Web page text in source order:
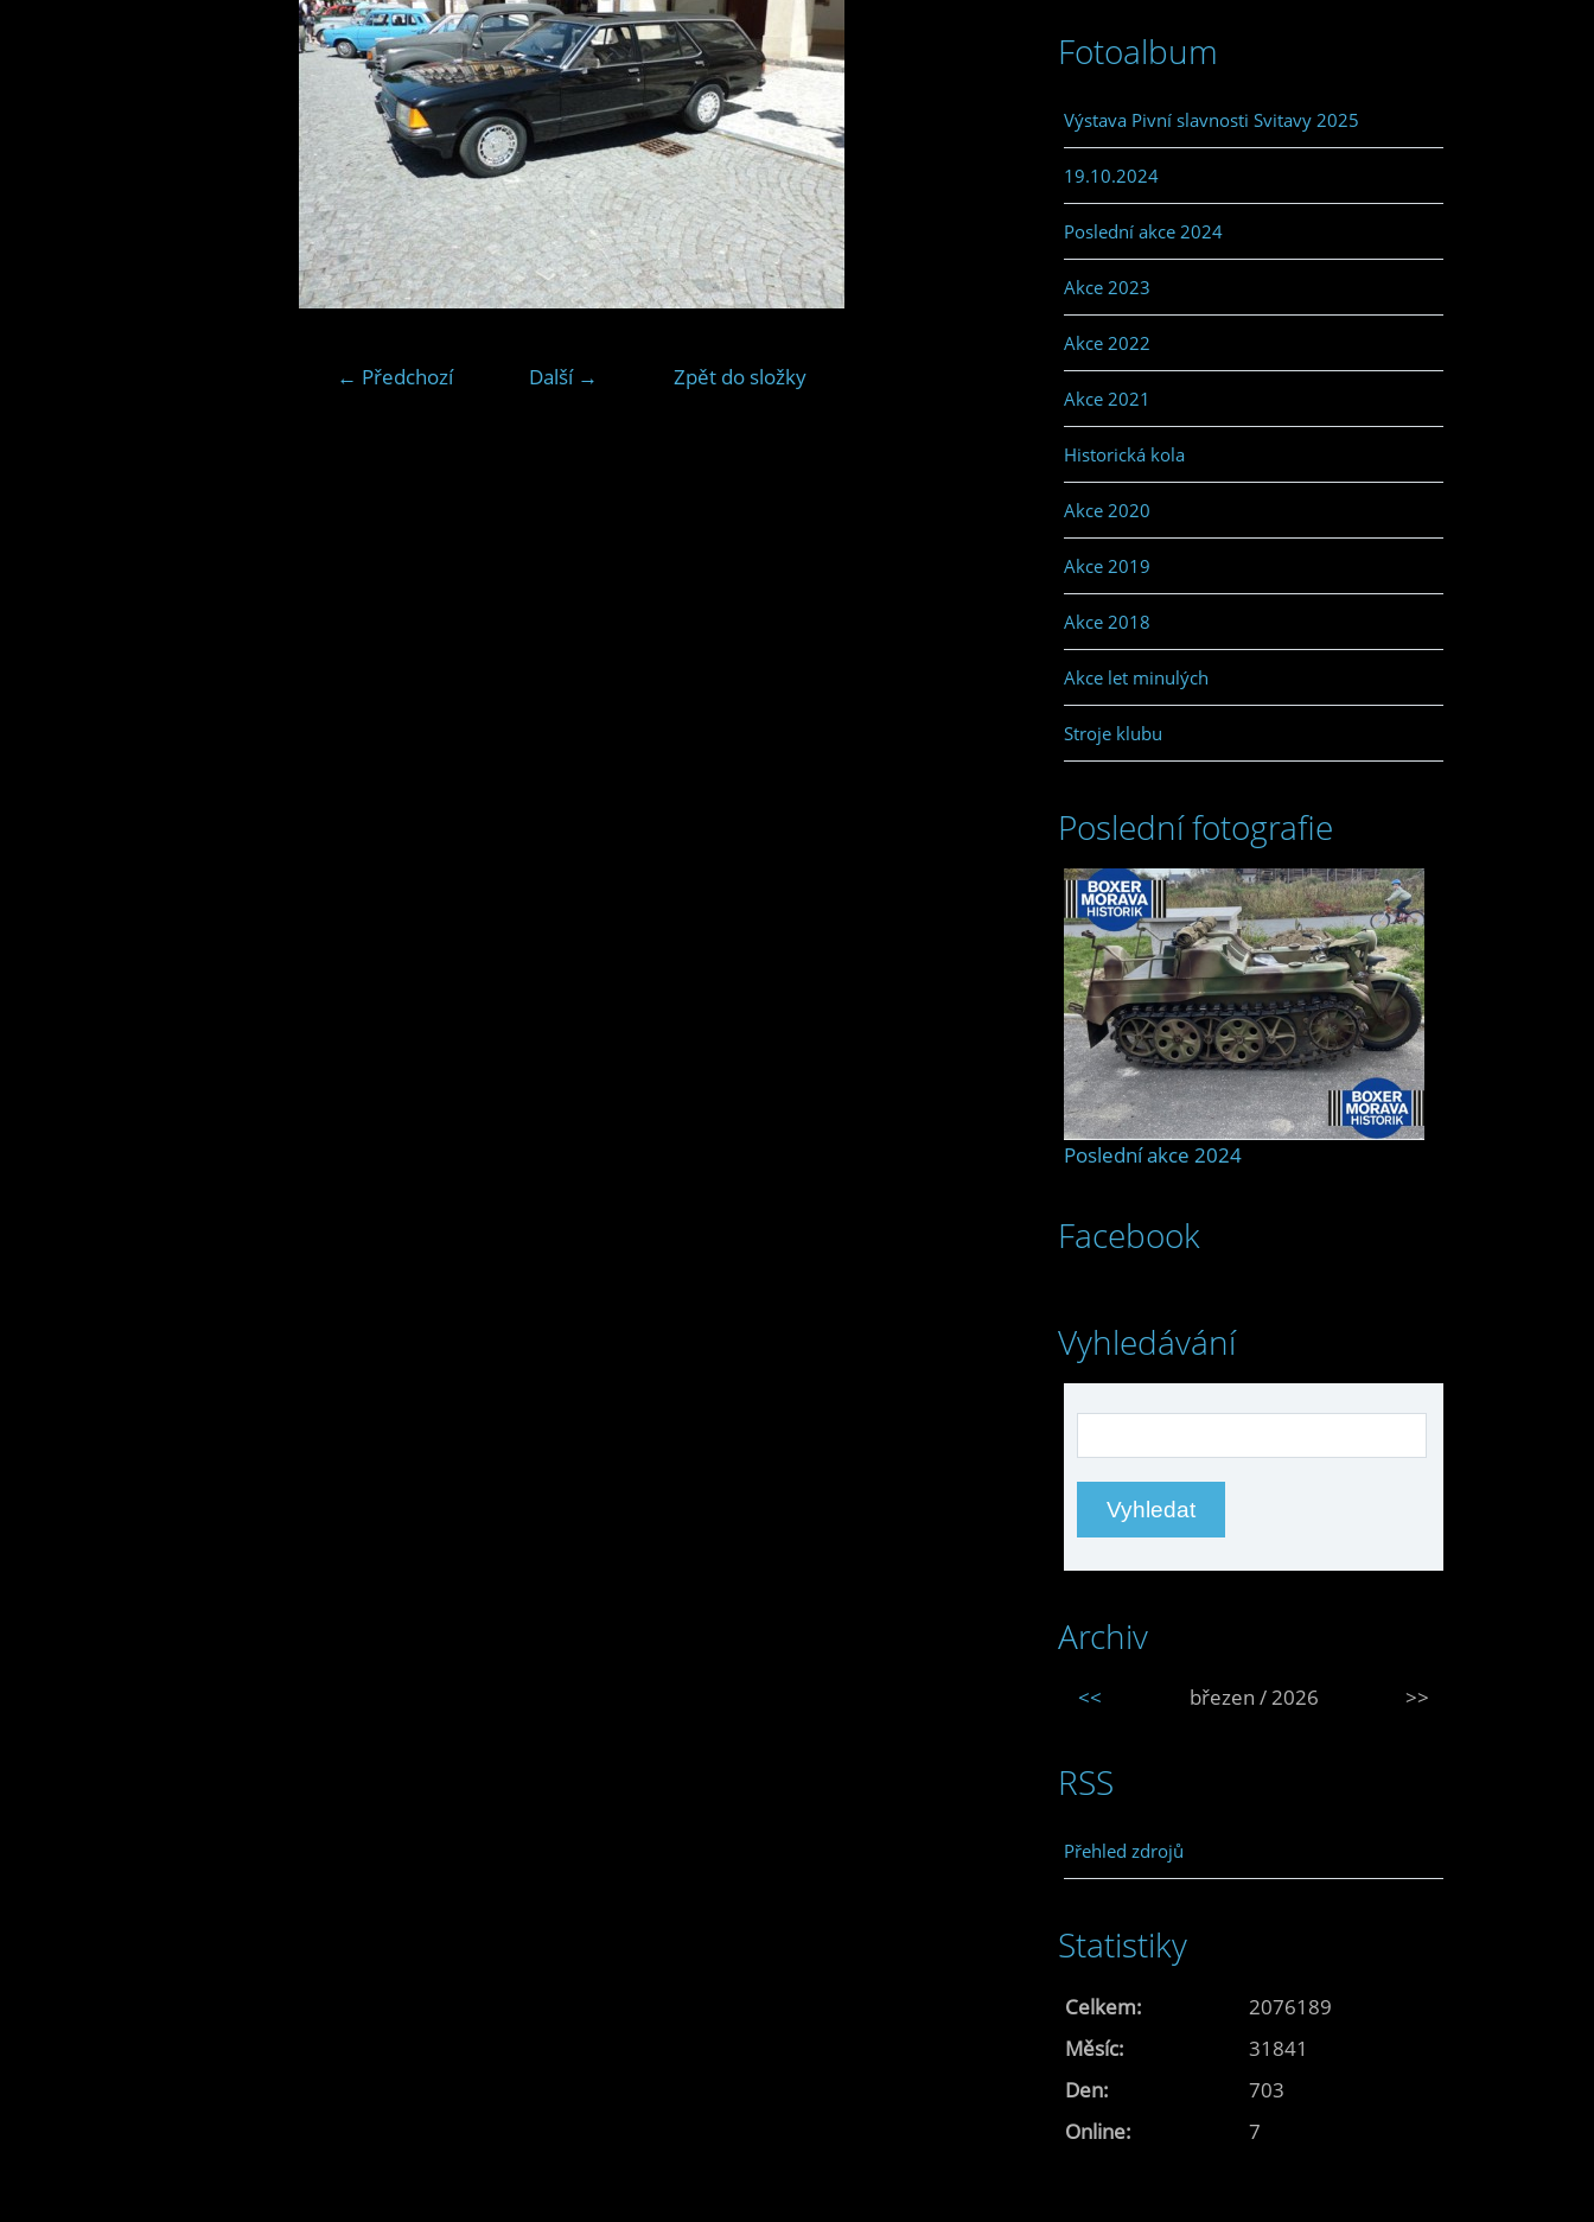
← Předchozí Další → Zpět do složky
Fotoalbum
Výstava Pivní slavnosti Svitavy 2025
19.10.2024
Poslední akce 2024
Akce 2023
Akce 2022
Akce 2021
Historická kola
Akce 2020
Akce 2019
Akce 2018
Akce let minulých
Stroje klubu
Poslední fotografie
Poslední akce 2024
Facebook
Vyhledávání
Archiv
<< březen / 2026 >>
RSS
Přehled zdrojů
Statistiky
Online: 7
Celkem:
2076189
Měsíc:
31841
Den:
703